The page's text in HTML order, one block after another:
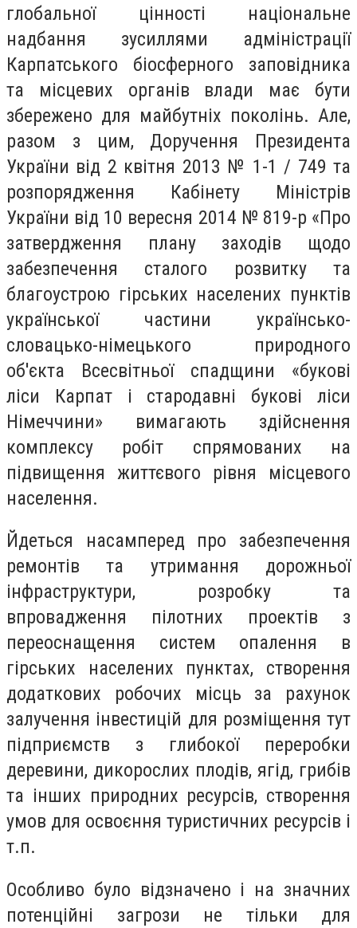
глобальної цінності національне
надбання зусиллями адміністрації
Карпатського біосферного заповідника
та місцевих органів влади має бути
збережено для майбутніх поколінь. Але,
разом з цим, Доручення Президента
України від 2 квітня 2013 № 1-1 / 749 та
розпорядження Кабінету Міністрів
України від 10 вересня 2014 № 819-р «Про
затвердження плану заходів щодо
забезпечення сталого розвитку та
благоустрою гірських населених пунктів
української частини українсько-
словацько-німецького природного
об'єкта Всесвітньої спадщини «букові
ліси Карпат і стародавні букові ліси
Німеччини» вимагають здійснення
комплексу робіт спрямованих на
підвищення життєвого рівня місцевого
населення.
Йдеться насамперед про забезпечення
ремонтів та утримання дорожньої
інфраструктури, розробку та
впровадження пілотних проектів з
переоснащення систем опалення в
гірських населених пунктах, створення
додаткових робочих місць за рахунок
залучення інвестицій для розміщення тут
підприємств з глибокої переробки
деревини, дикорослих плодів, ягід, грибів
та інших природних ресурсів, створення
умов для освоєння туристичних ресурсів і
т.п.
Особливо було відзначено і на значних
потенційні загрози не тільки для